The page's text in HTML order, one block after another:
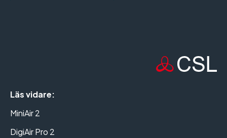
Läs vidare:
MiniAir 2
DigiAir Pro 2